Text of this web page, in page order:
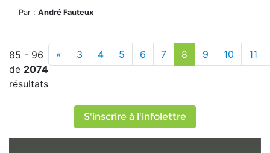
Par : André Fauteux
85 - 96
de 2074
résultats
« 3 4 5 6 7 8 9 10 11
S'inscrire à l'infolettre